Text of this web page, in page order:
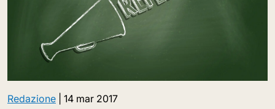
Redazione 14 mar 2017